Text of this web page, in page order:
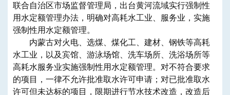
联合自治区市场监督管理局，出台黄河流域实行强制性
用水定额管理办法，明确对高耗水工业、服务业，实施
强制性用水定额管理。
内蒙古对火电、选煤、煤化工、建材、钢铁等高耗
水工业，以及宾馆、游泳场馆、洗车场所、洗浴场所等
高耗水服务业实施强制性用水定额管理。对不符合要求
的项目，一律不允许批准取水许可申请；对已批准取水
许可但未达标的项目，限期进行节水技术改造，改造后